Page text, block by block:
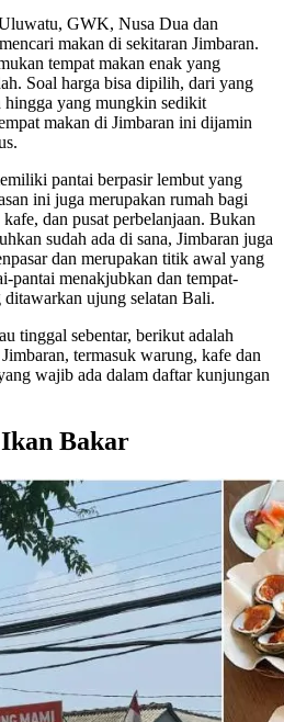
GWK, Nusa Dua dan
makan di sekitaran Jimbaran.
tempat makan enak yang
Soal harga bisa dipilih, dari yang
hingga yang mungkin sedikit
makan di Jimbaran ini dijamin
pantai berpasir lembut yang
ini juga merupakan rumah bagi
dan pusat perbelanjaan. Bukan
sudah ada di sana, Jimbaran juga
dan merupakan titik awal yang
pantai menakjubkan dan tempat-
ujung selatan Bali.
tinggal sebentar, berikut adalah
termasuk warung, kafe dan
wajib ada dalam daftar kunjungan
Bakar